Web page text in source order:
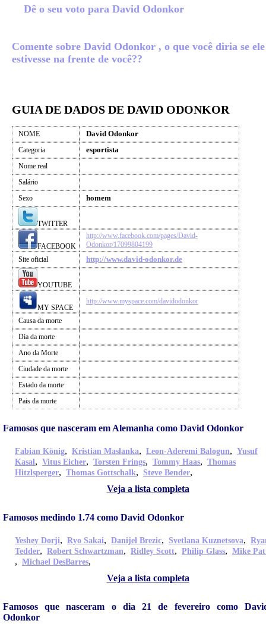
Dê o seu voto para David Odonkor
Comente sobre David Odonkor , o que você diria se ele
estivesse na frente de você??
GUIA DE DADOS DE DAVID ODONKOR
NOME David Odonkor
Categoria esportista
Nome real
Salário
Sexo
homem
TWITTER
FACEBOOK
http://www.facebook.com/pages/David-
Odonkor/17099804199
Site oficial
http://www.david-odonkor.de
YOUTUBE
MY SPACE
http://www.myspace.com/davidodonkor
Causa da morte
Dia da morte
Ano da Morte
Ciudade da morte
Estado da morte
Pais da morte
Famosos que nasceram em Alemanha como David Odonkor
Fabian König, Kristian Maslanka, Leon-Aderemi Balogun, Yusuf
Kasal, Vitus Eicher, Torsten Frings, Tommy Haas, Thomas
Hitzlsperger, Thomas Gottschalk, Steve Bender,
Veja a lista completa
Famosos medindo 1.74 como David Odonkor
Yeshey Dorji, Ryo Sakai, Danijel Brezic, Svetlana Kuznetsova,
Tedder, Robert Schwartzman, Ridley Scott, Philip Glass, Mike
, Michael DesBarres,
Veja a lista completa
Famosos que nasceram o dia 21 de fevereiro como
Odonkor